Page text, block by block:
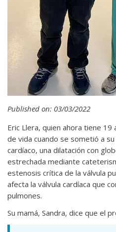
Published on: 03/03/2022
Eric Llera, quien ahora tiene 19
de vida cuando se sometió a
cardíaco, una dilatación con
estrechada mediante
estenosis crítica de la válvula
afecta la válvula cardíaca que
pulmones.
Su mamá, Sandra, dice que el